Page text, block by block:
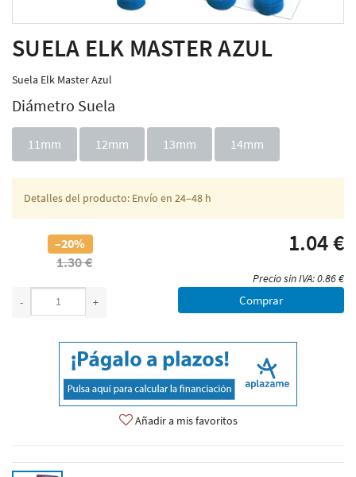
SUELA ELK MASTER AZUL
Suela Elk Master Azul
Diámetro Suela
11mm 12mm 13mm 14mm
Detalles del producto: Envío en 24–48 h
–20%
1.30 €
1.04 €
Precio sin IVA: 0.86 €
-
+ Comprar
Añadir a mis favoritos